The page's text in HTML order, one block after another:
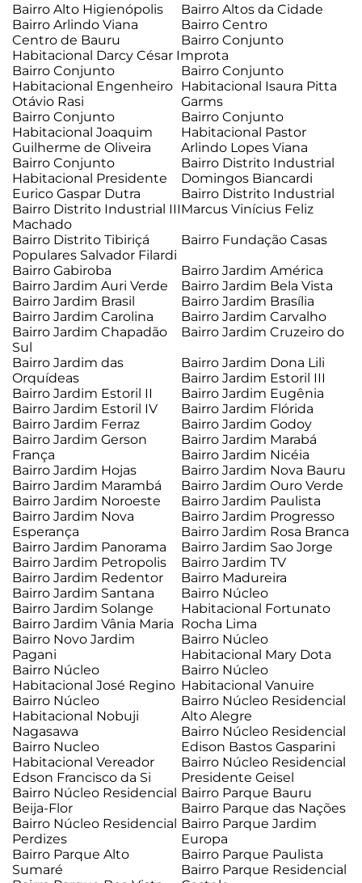
Bairro Alto Higienópolis
Bairro Altos da Cidade
Bairro Arlindo Viana
Bairro Centro
Centro de Bauru
Bairro Conjunto
Habitacional Darcy César Improta
Bairro Conjunto
Habitacional Engenheiro
Otávio Rasi
Bairro Conjunto
Habitacional Isaura Pitta
Garms
Bairro Conjunto
Habitacional Joaquim
Guilherme de Oliveira
Bairro Conjunto
Habitacional Pastor
Arlindo Lopes Viana
Bairro Conjunto
Habitacional Presidente
Eurico Gaspar Dutra
Bairro Distrito Industrial
Domingos Biancardi
Bairro Distrito Industrial III
Bairro Distrito Industrial
Marcus Vinícius Feliz
Machado
Bairro Distrito Tibiriçá
Bairro Fundação Casas
Populares Salvador Filardi
Bairro Gabiroba
Bairro Jardim América
Bairro Jardim Auri Verde
Bairro Jardim Bela Vista
Bairro Jardim Brasil
Bairro Jardim Brasília
Bairro Jardim Carolina
Bairro Jardim Carvalho
Bairro Jardim Chapadão
Bairro Jardim Cruzeiro do
Sul
Bairro Jardim das
Orquídeas
Bairro Jardim Dona Lili
Bairro Jardim Estoril II
Bairro Jardim Estoril III
Bairro Jardim Estoril IV
Bairro Jardim Eugênia
Bairro Jardim Ferraz
Bairro Jardim Flórida
Bairro Jardim Gerson
França
Bairro Jardim Godoy
Bairro Jardim Hojas
Bairro Jardim Marabá
Bairro Jardim Marambá
Bairro Jardim Nicéia
Bairro Jardim Noroeste
Bairro Jardim Nova Bauru
Bairro Jardim Nova
Esperança
Bairro Jardim Ouro Verde
Bairro Jardim Panorama
Bairro Jardim Paulista
Bairro Jardim Petropolis
Bairro Jardim Progresso
Bairro Jardim Redentor
Bairro Jardim Rosa Branca
Bairro Jardim Santana
Bairro Jardim Sao Jorge
Bairro Jardim Solange
Bairro Jardim TV
Bairro Jardim Vânia Maria
Bairro Madureira
Bairro Novo Jardim
Pagani
Bairro Núcleo
Habitacional Fortunato
Rocha Lima
Bairro Núcleo
Habitacional José Regino
Bairro Núcleo
Habitacional Mary Dota
Bairro Núcleo
Habitacional Nobuji
Nagasawa
Bairro Núcleo
Habitacional Vanuire
Bairro Nucleo
Habitacional Vereador
Edson Francisco da Si
Bairro Núcleo Residencial
Alto Alegre
Bairro Núcleo Residencial
Beija-Flor
Bairro Núcleo Residencial
Edison Bastos Gasparini
Bairro Núcleo Residencial
Perdizes
Bairro Núcleo Residencial
Presidente Geisel
Bairro Parque Alto
Sumaré
Bairro Parque Bauru
Bairro Parque das Nações
Bairro Parque Jardim
Europa
Bairro Parque Paulista
Bairro Parque Residencial